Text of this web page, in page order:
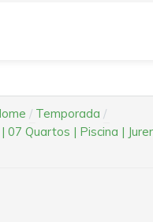
Temporada
07 Quartos | Piscina |